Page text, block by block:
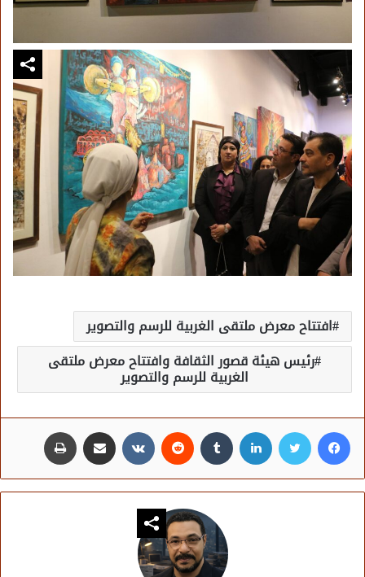
افتتاح معرض ملتقى الغربية للرسم والتصوير
رئيس هيئة قصور الثقافة وافتتاح معرض ملتقى
الغربية للرسم والتصوير
فيسبوك تويتر لينكدإن مشاركة عبر البريد